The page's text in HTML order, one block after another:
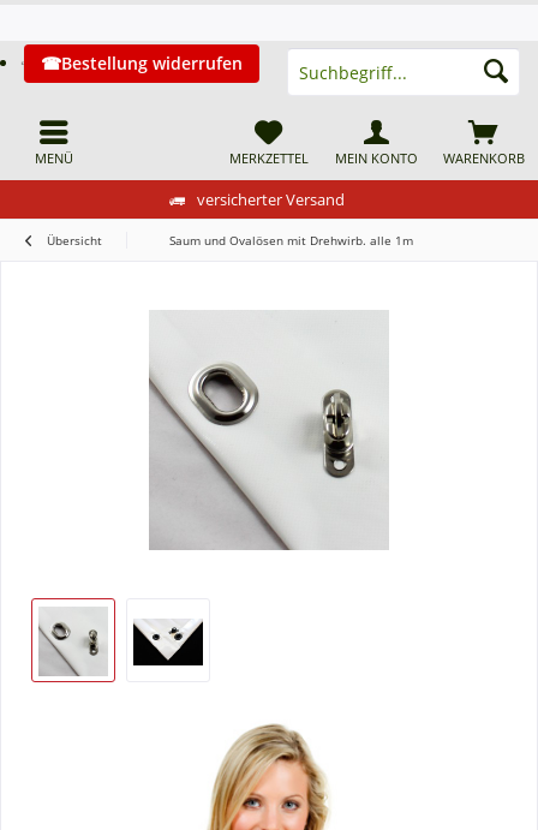
versicherter Versand
MENÜ
Bestellung widerrufen
WARENKORB
MERKZETTEL MEIN KONTO
Übersicht Saum und Ovalösen mit Drehwirb. alle 1m